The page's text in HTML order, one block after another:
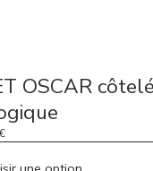
OSCAR
€